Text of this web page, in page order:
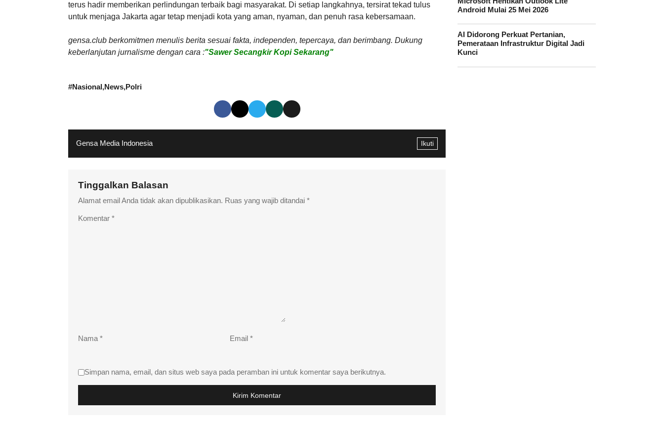
terus hadir memberikan perlindungan terbaik bagi masyarakat. Di setiap langkahnya, tersirat tekad tulus
untuk menjaga Jakarta agar tetap menjadi kota yang aman, nyaman, dan penuh rasa kebersamaan.
gensa.club berkomitmen menulis berita sesuai fakta, independen, tepercaya, dan berimbang. Dukung
keberlanjutan jurnalisme dengan cara :"Sawer Secangkir Kopi Sekarang"
#Nasional News Polri
Gensa Media Indonesia Ikuti
Tinggalkan Balasan
Alamat email Anda tidak akan dipublikasikan. Ruas yang wajib ditandai *
Komentar *
Nama * Email *
Simpan nama, email, dan situs web saya pada peramban ini untuk komentar saya berikutnya.
Android Mulai 25 Mei 2026
AI Didorong Perkuat Pertanian,
Pemerataan Infrastruktur Digital Jadi
Kunci